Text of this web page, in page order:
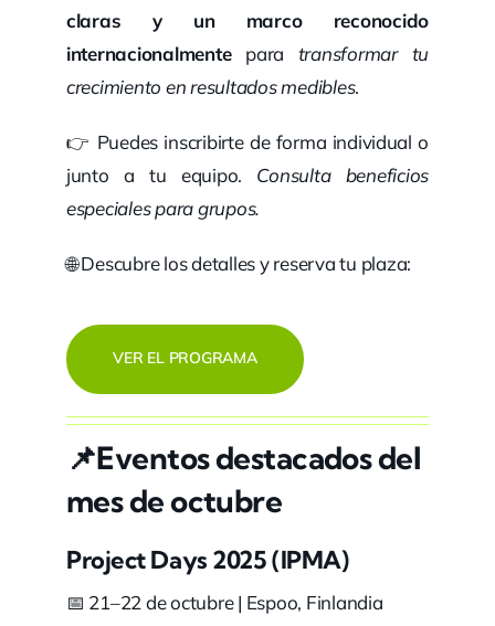
claras y un marco reconocido
internacionalmentepara transformar tu
crecimiento en resultados medibles.
👉 Puedes inscribirte de forma individual o
junto a tu equipo. Consulta beneficios
especiales para grupos.
🌐 Descubre los detalles y reserva tu plaza:
VER EL PROGRAMA
📌Eventos destacados del
mes de octubre
Project Days 2025(IPMA)
📅 21–22 de octubre | Espoo, Finlandia